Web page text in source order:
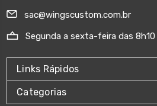
sac@wingscustom.com.br
Segunda a sexta-feira das
Links Rápidos
Categorias